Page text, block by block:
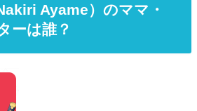
Ayame）のママ・
ーは誰？